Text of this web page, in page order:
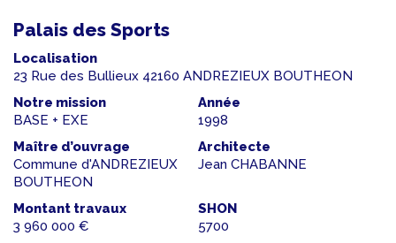
Palais des Sports
Localisation
23 Rue des Bullieux 42160 ANDREZIEUX BOUTHEON
Notre mission
BASE + EXE
Année
1998
Maître d’ouvrage
Commune d'ANDREZIEUX
BOUTHEON
Architecte
Jean CHABANNE
Montant travaux
3 960 000 €
SHON
5700